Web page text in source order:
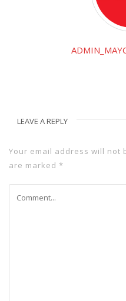
LEAVE A REPLY
Your email address will not
are marked *